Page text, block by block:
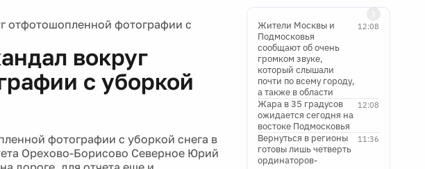
отфотошопленной фотографии с
вокруг
с уборкой
фотографии с уборкой снега в
Орехово-Борисово Северное Юрий
12:08
Жители Москвы и
Подмосковья
сообщают об очень
громком звуке,
который слышали
почти по всему городу,
а также в области
12:08
Жара в 35 градусов
ожидается сегодня на
востоке Подмосковья
11:36
Вернуться в регионы
готовы лишь четверть
ординаторов-